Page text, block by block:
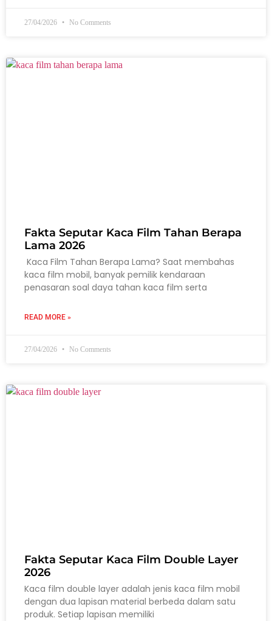
27/04/2026 No Comments
Fakta Seputar Kaca Film Tahan Berapa
Lama 2026
Kaca Film Tahan Berapa Lama? Saat membahas
kaca film mobil, banyak pemilik kendaraan
penasaran soal daya tahan kaca film serta
READ MORE »
27/04/2026 No Comments
Fakta Seputar Kaca Film Double Layer
2026
Kaca film double layer adalah jenis kaca film mobil
dengan dua lapisan material berbeda dalam satu
produk. Setiap lapisan memiliki